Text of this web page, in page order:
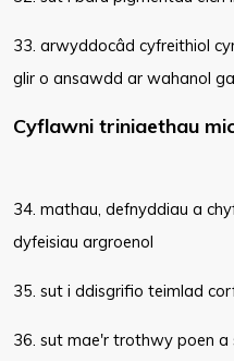
33. arwyddocâd cyfreithiol
glir o ansawdd ar wahanol
Cyflawni triniaethau
34. mathau, defnyddiau a
dyfeisiau argroenol
35. sut i ddisgrifio teimlad
36. sut mae'r trothwy poen